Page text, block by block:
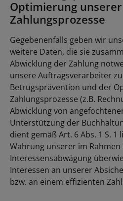
Optimierung unserer
Zahlungsprozesse
Gegebenenfalls geben wir
weitere Daten, die sie
Abwicklung der Zahlung
unsere Auftragsverarbeiter
Betrugsprävention und der
Zahlungsprozesse (z.B.
Abwicklung von
Unterstützung der
dient gemäß Art. 6 Abs. 1 S. 1
Wahrung unserer im Rahmen
Interessensabwägung
Interessen an unserer
bzw. an einem effizienten